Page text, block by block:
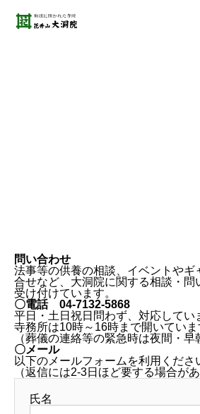
問い合わせ
法事等の供養の相談、イベントやギ
合せなど、大洞院に関する相談・問
受け付けています。
〇電話 04-7132-5868
平日・土日祝日問わず、対応してい
寺務所は10時～16時まで開いていま
（葬儀の連絡等の緊急時は夜間・早
〇メール
以下のメールフォームを利用くださ
（返信には2-3日ほど要する場合があ
氏名